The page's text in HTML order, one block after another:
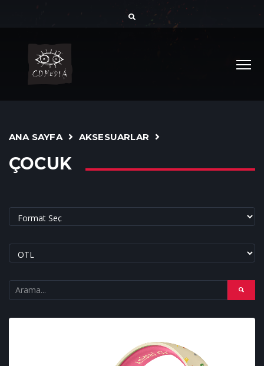
ANA SAYFA AKSESUARLAR
ÇOCUK